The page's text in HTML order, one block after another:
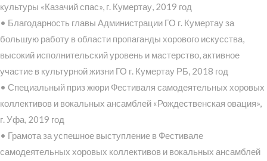
культуры «Казачий спас», г. Кумертау, 2019 год
• Благодарность главы Администрации ГО г. Кумертау за
большую работу в области пропаганды хорового искусства,
высокий исполнительский уровень и мастерство, активное
участие в культурной жизни ГО г. Кумертау РБ, 2018 год
• Специальный приз жюри Фестиваля самодеятельных хоровых
коллективов и вокальных ансамблей «Рождественская овация»,
г. Уфа, 2019 год
• Грамота за успешное выступление в Фестивале
самодеятельных хоровых коллективов и вокальных ансамблей